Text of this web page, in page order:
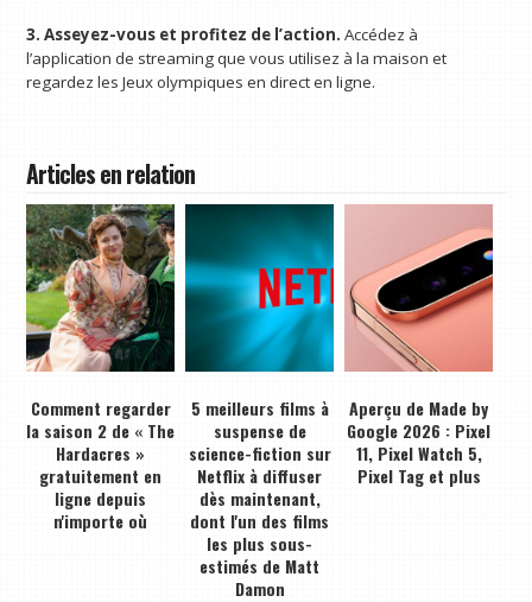
3. Asseyez-vous et profitez de l’action. Accédez à
l’application de streaming que vous utilisez à la maison et
regardez les Jeux olympiques en direct en ligne.
Articles en relation
Comment regarder
la saison 2 de « The
Hardacres »
gratuitement en
ligne depuis
n'importe où
5 meilleurs films à
suspense de
science-fiction sur
Netflix à diffuser
dès maintenant,
dont l'un des films
les plus sous-
estimés de Matt
Damon
Aperçu de Made by
Google 2026 : Pixel
11, Pixel Watch 5,
Pixel Tag et plus